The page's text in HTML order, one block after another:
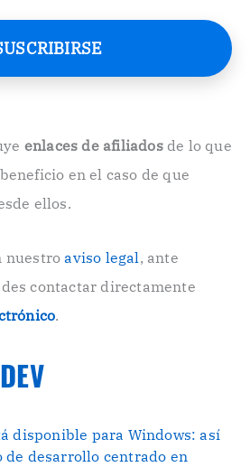
enlaces de afiliadosde lo que
en el caso de que
ellos.
nuestroaviso legal , ante
contactar directamente
.
disponible para Windows: así
de desarrollo centrado en